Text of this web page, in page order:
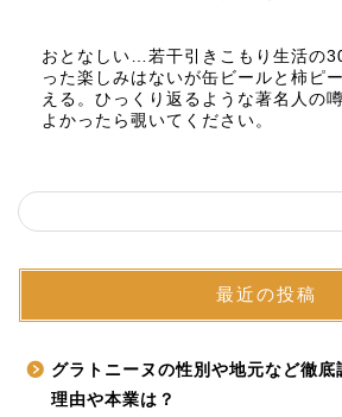
おとなしい…若干引きこもり生活の
った楽しみはないが缶ビールと柿ピ
える。ひっくり返るような著名人の
よかったら覗いてください。
最近の投稿
グラトニーヌの性別や地元など徹底
理由や本業は？